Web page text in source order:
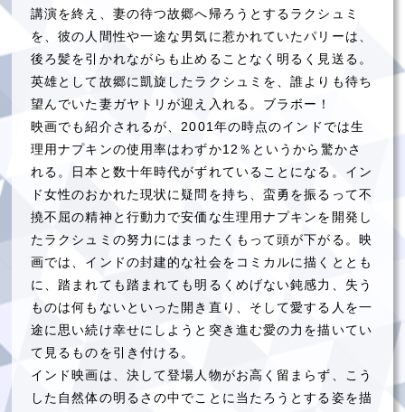
講演を終え、妻の待つ故郷へ帰ろうとするラクシュミ
を、彼の人間性や一途な男気に惹かれていたパリーは、
後ろ髪を引かれながらも止めることなく明るく見送る。
英雄として故郷に凱旋したラクシュミを、誰よりも待ち
望んでいた妻ガヤトリが迎え入れる。ブラボー！
映画でも紹介されるが、2001年の時点のインドでは生
理用ナプキンの使用率はわずか12％というから驚かさ
れる。日本と数十年時代がずれていることになる。イン
ド女性のおかれた現状に疑問を持ち、蛮勇を振るって不
撓不屈の精神と行動力で安価な生理用ナプキンを開発し
たラクシュミの努力にはまったくもって頭が下がる。映
画では、インドの封建的な社会をコミカルに描くととも
に、踏まれても踏まれても明るくめげない鈍感力、失う
ものは何もないといった開き直り、そして愛する人を一
途に思い続け幸せにしようと突き進む愛の力を描いてい
て見るものを引き付ける。
インド映画は、決して登場人物がお高く留まらず、こう
した自然体の明るさの中でことに当たろうとする姿を描